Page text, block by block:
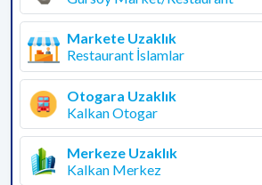
Markete Uzaklık
Restaurant İslamlar
Otogara Uzaklık
Kalkan Otogar
Merkeze Uzaklık
Kalkan Merkez